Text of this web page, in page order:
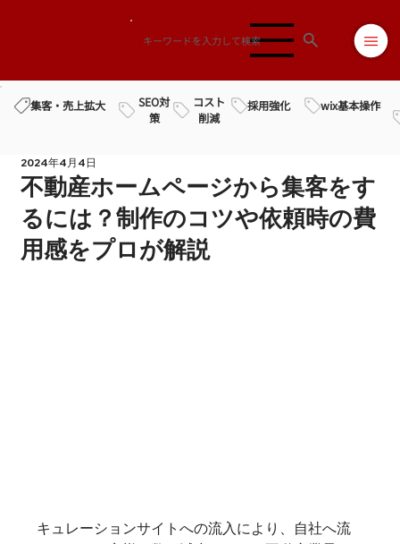
集客・売上拡大
SEO対
策
コスト
削減
採用強化 wix基本操作
不動産ホームページから集客をす
るには？制作のコツや依頼時の費
用感をプロが解説
2024年4月4日
キュレーションサイトへの流入により、自社へ流